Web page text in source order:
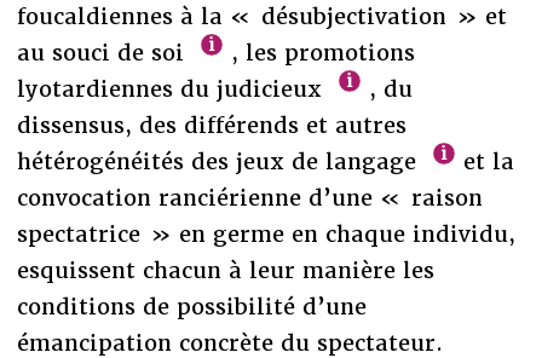
foucaldiennes à la « désubjectivation » et
au souci de soi
, les promotions
lyotardiennes du judicieux
, du
dissensus, des différends et autres
hétérogénéités des jeux de langage
et la
convocation ranciérienne d’une « raison
spectatrice » en germe en chaque individu,
esquissent chacun à leur manière les
conditions de possibilité d’une
émancipation concrète du spectateur.